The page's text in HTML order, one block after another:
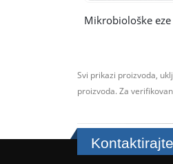
Mikrobiološke eze
Svi prikazi proizvoda,
proizvoda. Za